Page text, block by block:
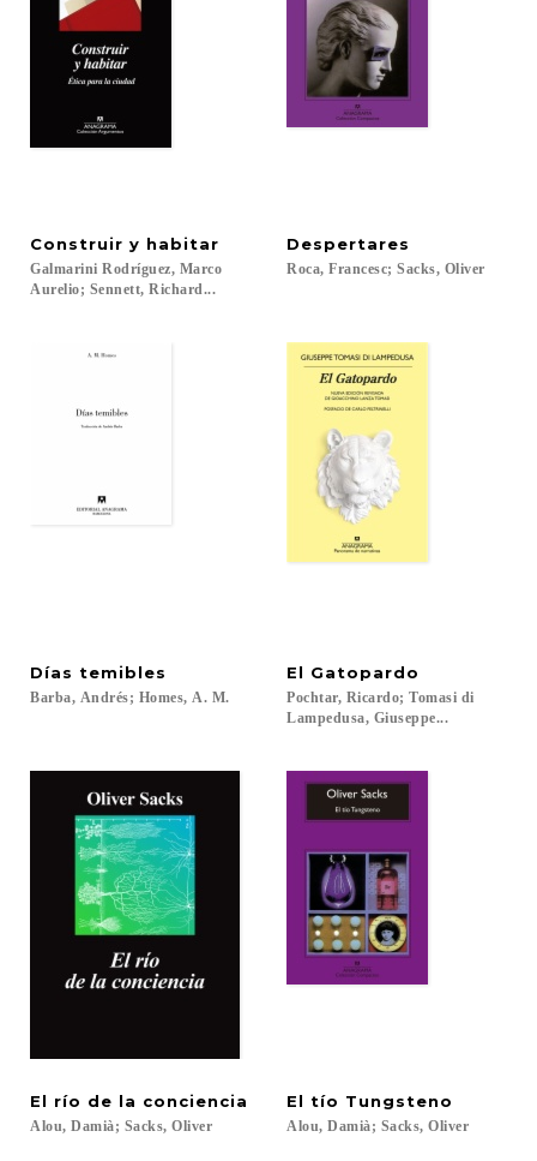
Construir y habitar
Galmarini Rodríguez, Marco
Aurelio; Sennett, Richard...
Despertares
Roca, Francesc; Sacks, Oliver
Días temibles
Barba, Andrés; Homes, A. M.
El Gatopardo
Pochtar, Ricardo; Tomasi di
Lampedusa, Giuseppe...
El río de la conciencia
Alou, Damià; Sacks, Oliver
El tío Tungsteno
Alou, Damià; Sacks, Oliver